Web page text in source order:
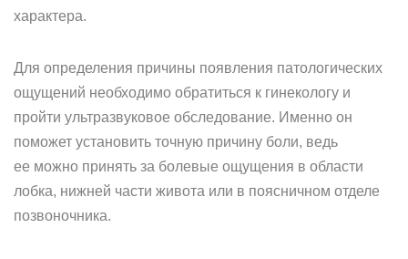
характера.
Для определения причины появления патологических
ощущений необходимо обратиться к гинекологу и
пройти ультразвуковое обследование. Именно он
поможет установить точную причину боли, ведь
ее можно принять за болевые ощущения в области
лобка, нижней части живота или в поясничном отделе
позвоночника.